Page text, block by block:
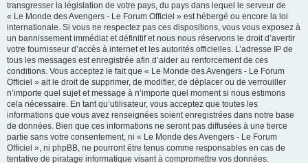
transgresser la législation de votre pays, du pays dans lequel le serveur de
« Le Monde des Avengers - Le Forum Officiel » est hébergé ou encore la loi
internationale. Si vous ne respectez pas ces dispositions, vous vous exposez à
un bannissement immédiat et définitif et nous nous réservons le droit d’avertir
votre fournisseur d’accès à internet et les autorités officielles. L’adresse IP de
tous les messages est enregistrée afin d’aider au renforcement de ces
conditions. Vous acceptez le fait que « Le Monde des Avengers - Le Forum
Officiel » ait le droit de supprimer, de modifier, de déplacer ou de verrouiller
n’importe quel sujet et message à n’importe quel moment si nous estimons
cela nécessaire. En tant qu’utilisateur, vous acceptez que toutes les
informations que vous avez renseignées soient enregistrées dans notre base
de données. Bien que ces informations ne seront pas diffusées à une tierce
partie sans votre consentement, ni « Le Monde des Avengers - Le Forum
Officiel », ni phpBB, ne pourront être tenus comme responsables en cas de
tentative de piratage informatique visant à compromettre vos données.